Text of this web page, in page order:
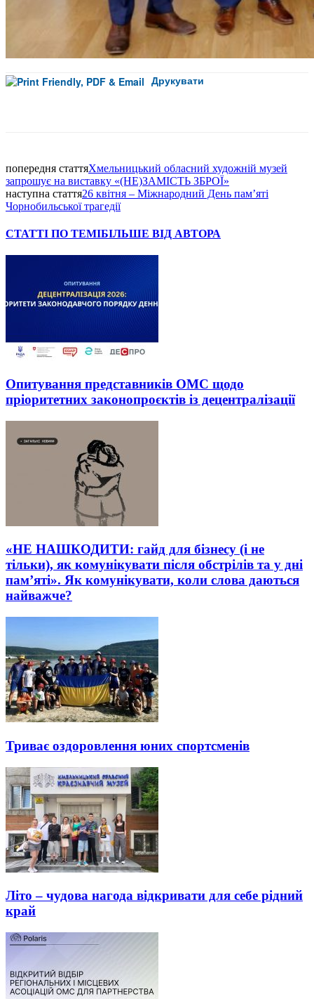
Друкувати
попередня статтяХмельницький обласний художній музей
запрошує на виставку «(НЕ)ЗАМІСТЬ ЗБРОЇ»
наступна стаття26 квітня – Міжнародний День пам’яті
Чорнобильської трагедії
СТАТТІ ПО ТЕМІБІЛЬШЕ ВІД АВТОРА
Опитування представників ОМС щодо
пріоритетних законопроєктів із децентралізації
«НЕ НАШКОДИТИ: гайд для бізнесу (і не
тільки), як комунікувати після обстрілів та у дні
пам’яті». Як комунікувати, коли слова даються
найважче?
Триває оздоровлення юних спортсменів
Літо – чудова нагода відкривати для себе рідний
край